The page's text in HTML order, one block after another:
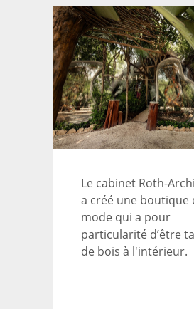
Le cabinet Roth-
a créé une boutique
mode qui a pour
particularité d’être
de bois à